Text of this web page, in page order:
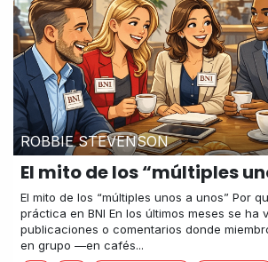
ROBBIE STEVENSON
El mito de los “múltiples
El mito de los “múltiples unos a unos” Por
práctica en BNI En los últimos meses se ha
publicaciones o comentarios donde
en grupo —en cafés...